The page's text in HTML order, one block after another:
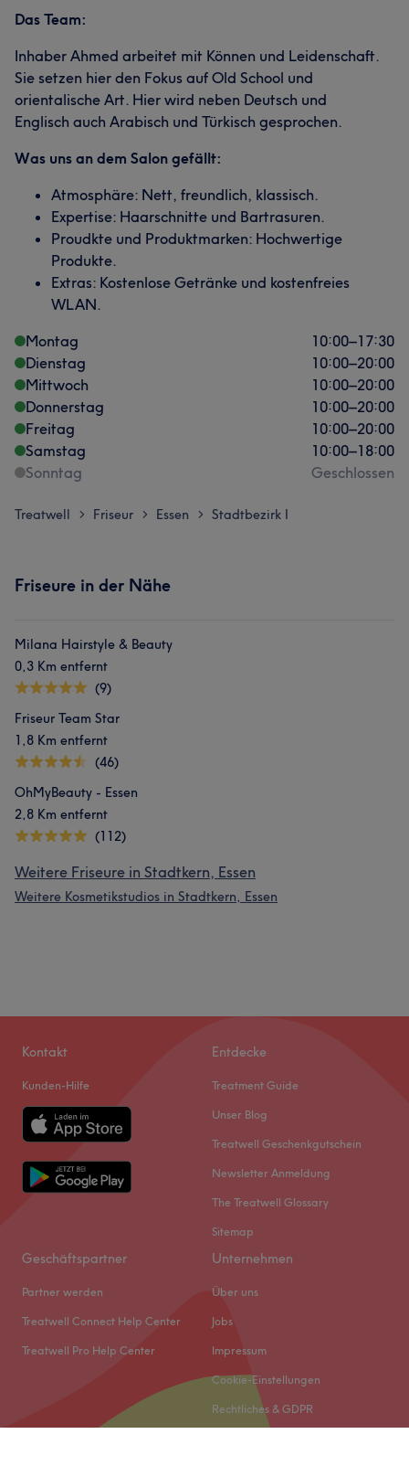
Das Team:
Inhaber Ahmed arbeitet mit Können und Leidenschaft.
Sie setzen hier den Fokus auf Old School und
orientalische Art. Hier wird neben Deutsch und
Englisch auch Arabisch und Türkisch gesprochen.
Was uns an dem Salon gefällt:
Atmosphäre: Nett, freundlich, klassisch.
Expertise: Haarschnitte und Bartrasuren.
Proudkte und Produktmarken: Hochwertige
Produkte.
Extras: Kostenlose Getränke und kostenfreies
WLAN.
Montag
10:00–17:30
Dienstag
10:00–20:00
Mittwoch
10:00–20:00
Donnerstag
10:00–20:00
Freitag
10:00–20:00
Samstag
10:00–18:00
Sonntag
Geschlossen
Treatwell > Friseur > Essen > Stadtbezirk I
Friseure in der Nähe
Milana Hairstyle & Beauty
0,3 Km entfernt
(9)
Friseur Team Star
1,8 Km entfernt
(46)
OhMyBeauty - Essen
2,8 Km entfernt
(112)
Weitere Friseure in Stadtkern, Essen
Weitere Kosmetikstudios in Stadtkern, Essen
Kontakt
Kunden-Hilfe
Entdecke
Treatment Guide
Unser Blog
Treatwell Geschenkgutschein
Newsletter Anmeldung
The Treatwell Glossary
Sitemap
Geschäftspartner
Partner werden
Treatwell Connect Help Center
Treatwell Pro Help Center
Unternehmen
Über uns
Jobs
Impressum
Cookie-Einstellungen
Rechtliches & GDPR